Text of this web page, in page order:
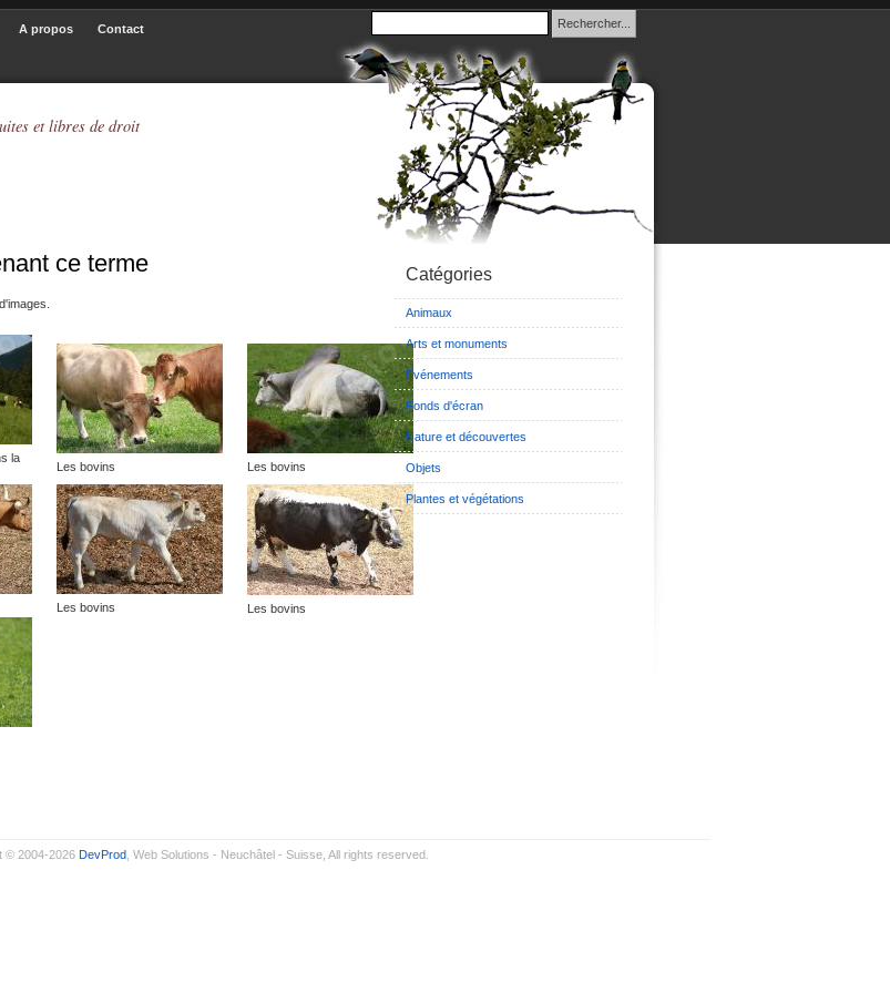
et libres de droit
A propos Contact
ce terme
la
Les bovins Les bovins
Les bovins Les bovins
Catégories
Animaux
Arts et monuments
Evénements
Fonds d'écran
Nature et découvertes
Objets
Plantes et végétations
© 2004-2026 DevProd , Web Solutions - Neuchâtel - Suisse, All rights reserved.